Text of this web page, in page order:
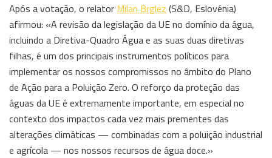
Após a votação, o relator Milan Brglez (S&D, Eslovénia)
afirmou: «A revisão da legislação da UE no domínio da água,
incluindo a Diretiva-Quadro Água e as suas duas diretivas
filhas, é um dos principais instrumentos políticos para
implementar os nossos compromissos no âmbito do Plano
de Ação para a Poluição Zero. O reforço da proteção das
águas da UE é extremamente importante, em especial no
contexto dos impactos cada vez mais prementes das
alterações climáticas — combinadas com a poluição industrial
e agrícola — nos nossos recursos de água doce.»